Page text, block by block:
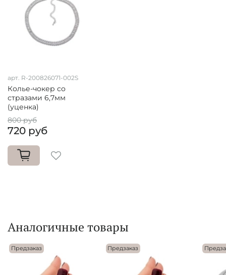
арт. R-200826071-002S
Колье-чокер со
стразами 6,7мм
(уценка)
800 руб
720 руб
Аналогичные товары
Предзаказ Предзаказ